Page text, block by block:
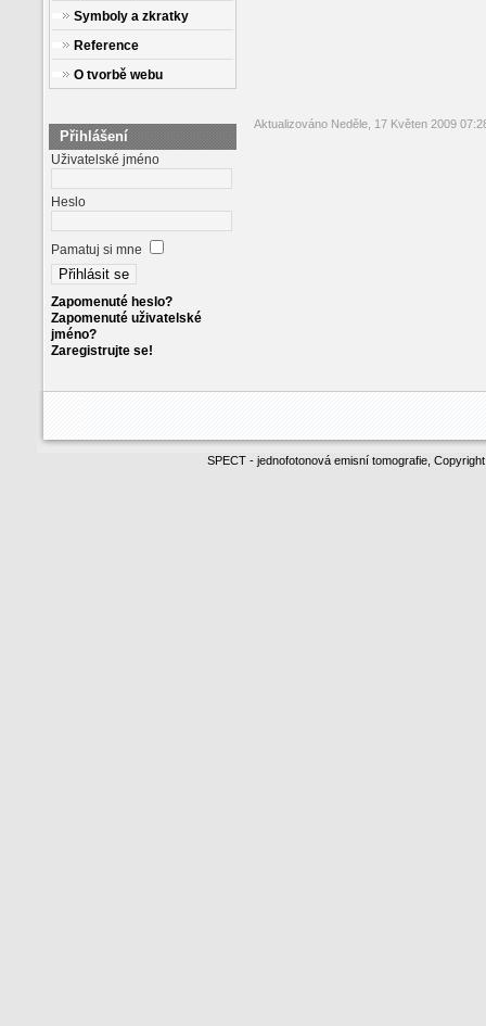
Symboly a zkratky
Reference
O tvorbě webu
Přihlášení
Uživatelské jméno
Heslo
Pamatuj si mne
Zapomenuté heslo?
Zapomenuté uživatelské
jméno?
Zaregistrujte se!
Aktualizováno Neděle, 17 Květen 2009
SPECT - jednofotonová emisní tomografie,